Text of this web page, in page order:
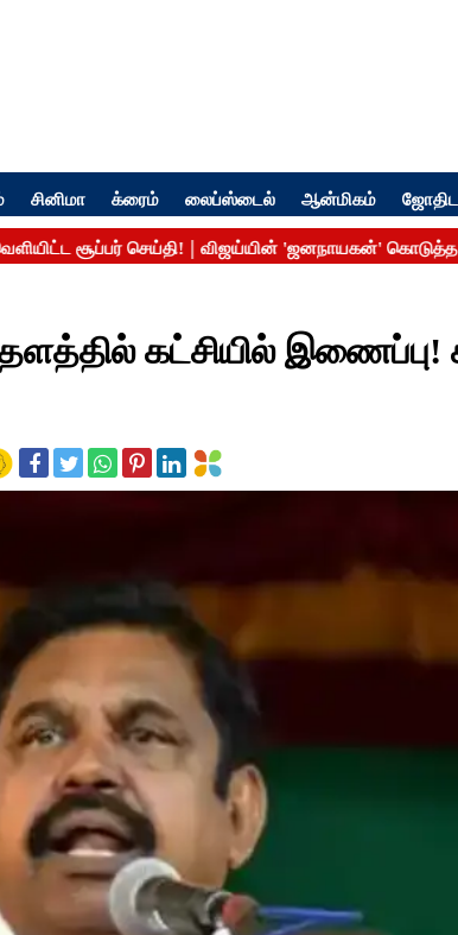
சினிமா க்ரைம் லைப்ஸ்டைல் ஆன்மிகம்
கட்சியில்